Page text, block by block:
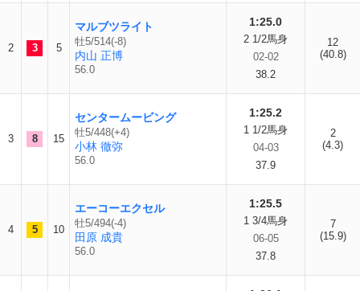
2 3 5
マルブツライト
牡5/514(-8)
内山 正博
56.0
1:25.0
2 1/2馬身
02-02
38.2
12
(40.8)
3 8 15
センタームービング
牡5/448(+4)
小林 徹弥
56.0
1:25.2
1 1/2馬身
04-03
37.9
2
(4.3)
4 5 10
エーコーエクセル
牡5/494(-4)
田原 成貴
56.0
1:25.5
1 3/4馬身
06-05
37.8
7
(15.9)